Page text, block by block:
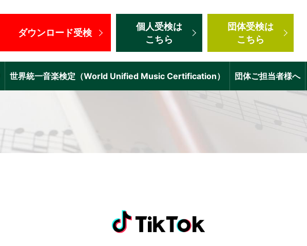
ダウンロード受検
個人受検は
こちら
団体受検は
こちら
世界統一音楽検定（World Unified Music Certification） 団体ご担当者様へ